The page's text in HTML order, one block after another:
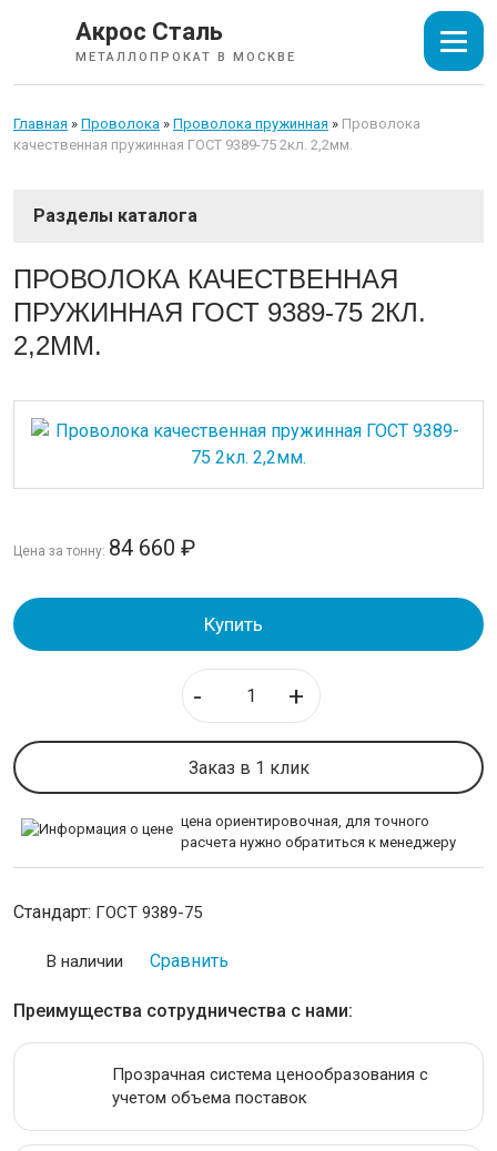
Акрос Сталь
МЕТАЛЛОПРОКАТ В МОСКВЕ
Главная » Проволока » Проволока пружинная » Проволока
качественная пружинная ГОСТ 9389-75 2кл. 2,2мм.
СОРТОВОЙ ПРОКАТ
ТРУБЫ
ЛИСТОВОЙ ПРОКАТ
ТРУБОПРОВОДНАЯ АРМАТУРА
НЕРЖАВЕЙКА
ИНСТРУМЕНТАЛЬНАЯ СТАЛЬ
Проволока для армирования
Проволока нихромовая
ПРОВОЛОКА КАЧЕСТВЕННАЯ
ПРУЖИННАЯ ГОСТ 9389-75 2КЛ.
2,2ММ.
Цена за тонну: 84 660 ₽
Купить
- +
Заказ в 1 клик
цена ориентировочная, для точного
расчета нужно обратиться к менеджеру
Стандарт: ГОСТ 9389-75
В наличии Сравнить
Преимущества сотрудничества с нами:
Прозрачная система ценообразования с
учетом объема поставок